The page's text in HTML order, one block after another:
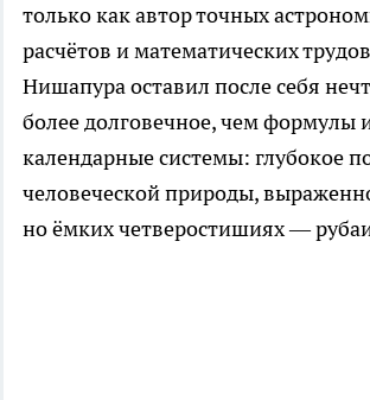
только как автор точных
расчётов и математических
Нишапура оставил после себя
более долговечное, чем формулы
календарные системы: глубокое
человеческой природы,
но ёмких четверостишиях —